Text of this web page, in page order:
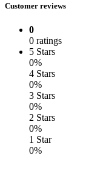
Customer reviews
0
0 ratings
5 Stars
0%
4 Stars
0%
3 Stars
0%
2 Stars
0%
1 Star
0%